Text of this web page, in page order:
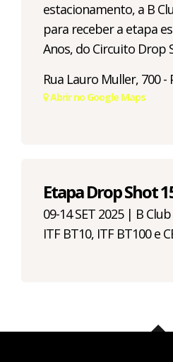
estacionamento, a B
para receber a etapa
Anos, do Circuito Drop
Rua Lauro Muller, 700 -
Abrir no Google Maps
Etapa Drop Shot
09-14 SET 2025 | B Club
ITF BT10, ITF BT100 e